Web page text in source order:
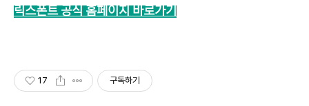
릭스폰트 공식 홈페이지 바로가기
17 구독하기